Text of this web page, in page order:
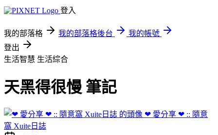
登入
我的部落格 我的部落格後台
我的帳號
登出
生活智慧 生活綜合
天黑得很慢 筆記
❤ 愛分享 ❤ :: 隨意
窩 Xuite日誌